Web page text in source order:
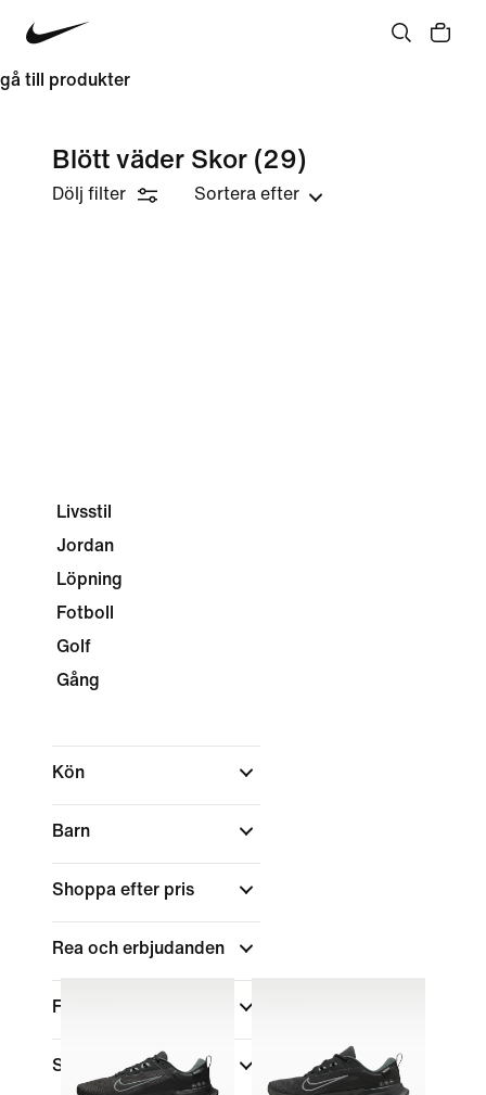
gå till produkter
Blött väder Skor (29)
Dölj filter Sortera efter
Livsstil
Jordan
Löpning
Fotboll
Golf
Gång
Kön
Barn
Shoppa efter pris
Rea och erbjudanden
Färg
Skohöjd